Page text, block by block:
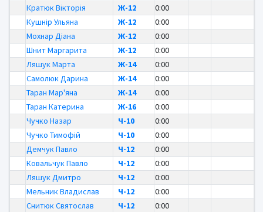
Кратюк Вікторія
Ж-12
0:00
Кушнір Ульяна
Ж-12
0:00
Мохнар Діана
Ж-12
0:00
Шнит Маргарита
Ж-12
0:00
Ляшук Марта
Ж-14
0:00
Самолюк Дарина
Ж-14
0:00
Таран Мар'яна
Ж-14
0:00
Таран Катерина
Ж-16
0:00
Чучко Назар
Ч-10
0:00
Чучко Тимофій
Ч-10
0:00
Демчук Павло
Ч-12
0:00
Ковальчук Павло
Ч-12
0:00
Ляшук Дмитро
Ч-12
0:00
Мельник Владислав
Ч-12
0:00
Снитюк Святослав
Ч-12
0:00